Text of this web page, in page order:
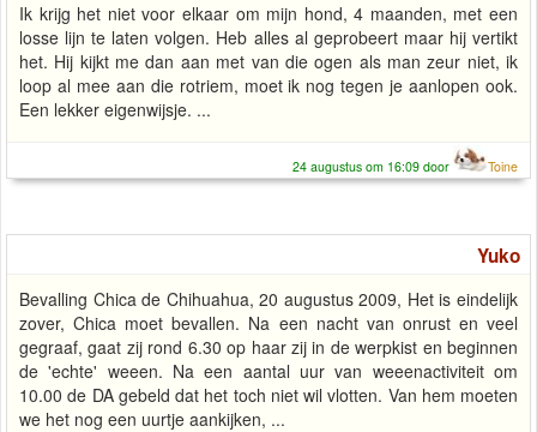
Ik krijg het niet voor elkaar om mijn hond, 4 maanden, met een
losse lijn te laten volgen. Heb alles al geprobeert maar hij vertikt
het. Hij kijkt me dan aan met van die ogen als man zeur niet, ik
loop al mee aan die rotriem, moet ik nog tegen je aanlopen ook.
Een lekker eigenwijsje. ...
24 augustus om 16:09 door Toine
Yuko
Bevalling Chica de Chihuahua, 20 augustus 2009, Het is eindelijk
zover, Chica moet bevallen. Na een nacht van onrust en veel
gegraaf, gaat zij rond 6.30 op haar zij in de werpkist en beginnen
de 'echte' weeen. Na een aantal uur van weeenactiviteit om
10.00 de DA gebeld dat het toch niet wil vlotten. Van hem moeten
we het nog een uurtje aankijken, ...